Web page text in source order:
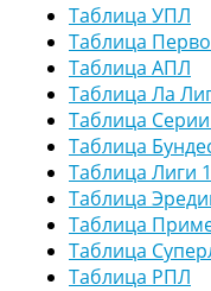
Таблица УПЛ
Таблица
Таблица АПЛ
Таблица Ла
Таблица
Таблица
Таблица Лиги 1
Таблица
Таблица
Таблица
Таблица РПЛ